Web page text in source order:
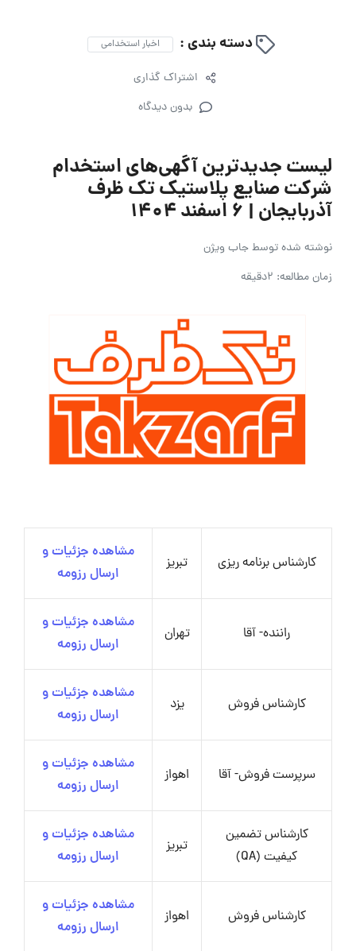
دسته بندی : اخبار استخدامی
اشتراک گذاری
بدون دیدگاه
لیست جدیدترین آگهی‌های استخدام
شرکت صنایع پلاستیک تک ظرف
آذربایجان | ۶ اسفند ۱۴۰۴
نوشته شده توسطجاب ویژن
زمان مطالعه: 2دقیقه
کارشناس برنامه ریزی تبریز
مشاهده جزئیات و
ارسال رزومه
راننده- آقا تهران
مشاهده جزئیات و
ارسال رزومه
کارشناس فروش یزد
مشاهده جزئیات و
ارسال رزومه
سرپرست فروش- آقا اهواز
مشاهده جزئیات و
ارسال رزومه
کارشناس تضمین
کیفیت (QA)
تبریز
مشاهده جزئیات و
ارسال رزومه
کارشناس فروش اهواز
مشاهده جزئیات و
ارسال رزومه